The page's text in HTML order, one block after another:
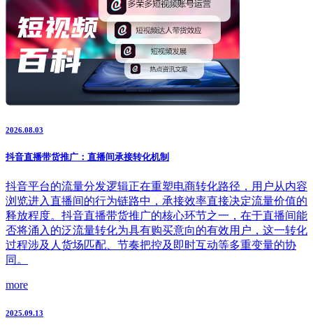
2026.08.03
抖音直播带货推广：直播间承接转化机制
抖音平台的流量分发逻辑正在重塑电商转化路径，用户从内容
浏览进入直播间的行为链路中，承接效率直接决定流量价值的
释放程度。抖音直播带货推广的核心环节之一，在于直播间能
否将涌入的泛流量转化为具有购买意向的有效用户，这一转化
过程涉及人货场匹配、节奏把控及即时互动等多重变量的协
同。
more
2025.09.13